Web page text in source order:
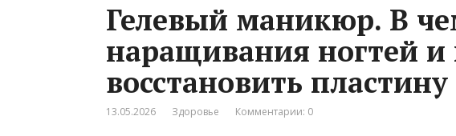
Гелевый маникюр. В
наращивания ногтей и
восстановить пластину
13.05.2026 Здоровье Комментарии: 0